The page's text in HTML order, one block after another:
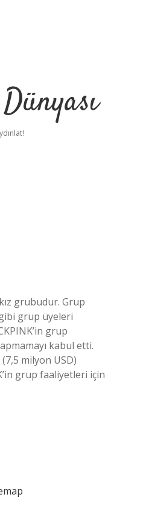
grubudur. Grup
grup üyeleri
grup
kabul etti.
milyon USD)
grup faaliyetleri için